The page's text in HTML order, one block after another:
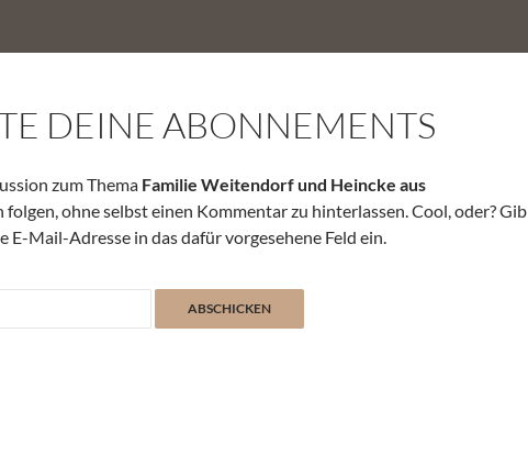
DEINE ABONNEMENTS
zum Thema Familie Weitendorf und Heincke aus
folgen, ohne selbst einen Kommentar zu hinterlassen. Cool, oder? Gib
E-Mail-Adresse in das dafür vorgesehene Feld ein.